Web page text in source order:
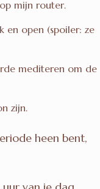
mijn router.
en open (spoiler: ze
mediteren om de
zijn.
heen bent,